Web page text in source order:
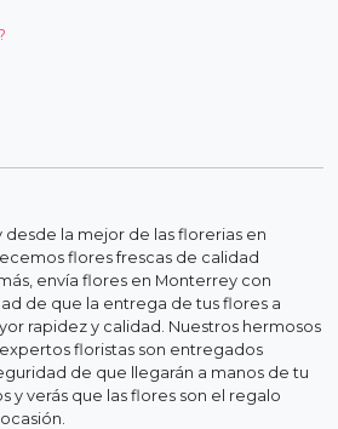
desde la mejor de las florerias en
flores frescas de calidad
envía flores en Monterrey con
de que la entrega de tus flores a
rapidez y calidad. Nuestros hermosos
floristas son entregados
de que llegarán a manos de tu
y verás que las flores son el regalo